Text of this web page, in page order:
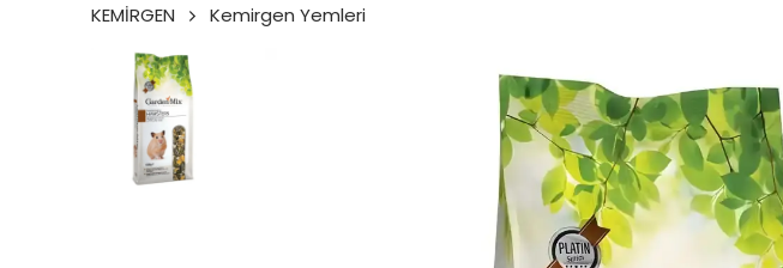
KEMİRGEN Kemirgen Yemleri